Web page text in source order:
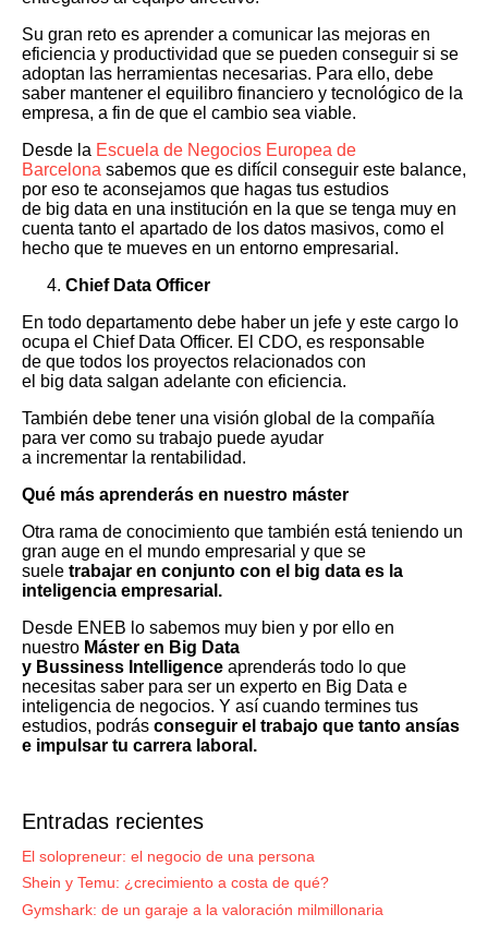
Su gran reto es aprender a comunicar las mejoras en
eficiencia y productividad que se pueden conseguir si se
adoptan las herramientas necesarias. Para ello, debe
saber mantener el equilibro financiero y tecnológico de la
empresa, a fin de que el cambio sea viable.
Desde la Escuela de Negocios Europea de
Barcelona sabemos que es difícil conseguir este balance,
por eso te aconsejamos que hagas tus estudios
de big data en una institución en la que se tenga muy en
cuenta tanto el apartado de los datos masivos, como el
hecho que te mueves en un entorno empresarial.
Chief Data Officer
En todo departamento debe haber un jefe y este cargo lo
ocupa el Chief Data Officer. El CDO, es responsable
de que todos los proyectos relacionados con
el big data salgan adelante con eficiencia.
También debe tener una visión global de la compañía
para ver como su trabajo puede ayudar
a incrementar la rentabilidad.
Qué más aprenderás en nuestro máster
Otra rama de conocimiento que también está teniendo un
gran auge en el mundo empresarial y que se
suele trabajar en conjunto con el big data es la
inteligencia empresarial.
Desde ENEB lo sabemos muy bien y por ello en
nuestro Máster en Big Data
y Bussiness Intelligence aprenderás todo lo que
necesitas saber para ser un experto en Big Data e
inteligencia de negocios. Y así cuando termines tus
estudios, podrás conseguir el trabajo que tanto ansías
e impulsar tu carrera laboral.
Entradas recientes
El solopreneur: el negocio de una persona
Shein y Temu: ¿crecimiento a costa de qué?
Gymshark: de un garaje a la valoración milmillonaria